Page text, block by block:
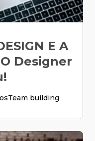
E A
O Designer
Team building